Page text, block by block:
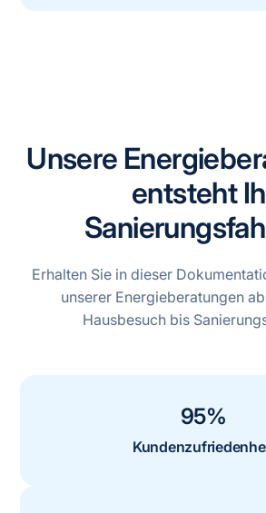
Unsere
entsteht
Erhalten Sie in dieser
unserer Energieberatungen
Hausbesuch bis
95%